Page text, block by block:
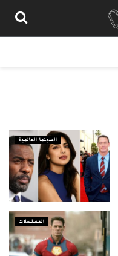
السينما العالمية
المسلسلات